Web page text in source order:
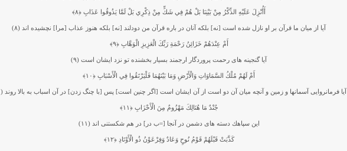
أَأُنْزِلَ عَلَيْهِ الذِّكْرُ مِنْ بَيْنِنَا بَلْ هُمْ فِي شَكٍّ مِنْ ذِكْرِي بَلْ لَمَّا يَذُوقُوا عَذَابِ ﴿۸﴾
آيا از ميان ما قرآن بر او نازل شده است [نه] بلكه آنان در باره قرآن من دودلند [نه] بلكه هنوز عذاب [مرا] نچشيده‏ اند (۸)
أَمْ عِنْدَهُمْ خَزَائِنُ رَحْمَةِ رَبِّكَ الْعَزِيزِ الْوَهَّابِ﴿۹﴾
آيا گنجينه ‏هاى رحمت پروردگار ارجمند بسيار بخشنده تو نزد ايشان است (۹)
أَمْ لَهُمْ مُلْكُ السَّمَاوَاتِ وَالْأَرْضِ وَمَا بَيْنَهُمَا فَلْيَرْتَقُوا فِي الْأَسْبَابِ ﴿۱۰﴾
آيا فرمانروايى آسمانها و زمين و آنچه ميان آن دو است از آن ايشان است [اگر چنين است] پس [با چنگ زدن] در آن اسباب به بالا روند (۱۰)
جُنْدٌ مَا هُنَالِكَ مَهْزُومٌ مِنَ الْأَحْزَابِ﴿۱۱﴾
اين سپاهك دسته ‏هاى دشمن در آنجا [=ب در] در هم شكستنى‏ اند (۱۱)
كَذَّبَتْ قَبْلَهُمْ قَوْمُ نُوحٍ وَعَادٌ وَفِرْعَوْنُ ذُو الْأَوْتَادِ﴿۱۲﴾